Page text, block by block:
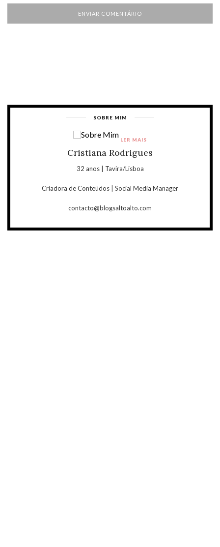
SOBRE MIM
Cristiana Rodrigues
32 anos | Tavira/Lisboa
Criadora de Conteúdos | Social Media Manager
contacto@blogsaltoalto.com
LER MAIS